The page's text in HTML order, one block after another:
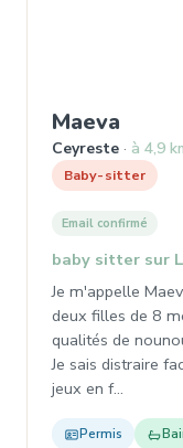
Maeva
Ceyreste à 4,9
Baby-sitter
Email confirmé
baby sitter sur
Je m'appelle
deux filles de 8
qualités de
Je sais distraire
jeux en f…
Permis